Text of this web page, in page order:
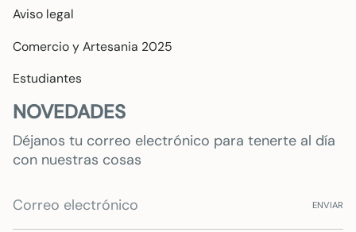
Aviso legal
Comercio y Artesania 2025
Estudiantes
NOVEDADES
Déjanos tu correo electrónico para tenerte al día
con nuestras cosas
ENVIAR